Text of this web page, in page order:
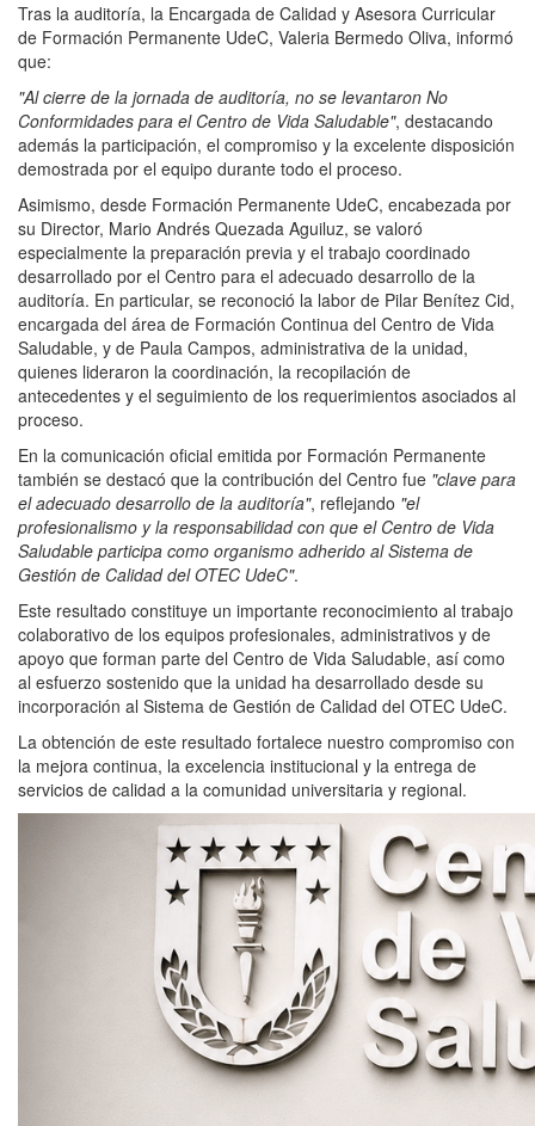
Tras la auditoría, la Encargada de Calidad y Asesora Curricular
de Formación Permanente UdeC, Valeria Bermedo Oliva, informó
que:
"Al cierre de la jornada de auditoría, no se levantaron No
Conformidades para el Centro de Vida Saludable", destacando
además la participación, el compromiso y la excelente disposición
demostrada por el equipo durante todo el proceso.
Asimismo, desde Formación Permanente UdeC, encabezada por
su Director, Mario Andrés Quezada Aguiluz, se valoró
especialmente la preparación previa y el trabajo coordinado
desarrollado por el Centro para el adecuado desarrollo de la
auditoría. En particular, se reconoció la labor de Pilar Benítez Cid,
encargada del área de Formación Continua del Centro de Vida
Saludable, y de Paula Campos, administrativa de la unidad,
quienes lideraron la coordinación, la recopilación de
antecedentes y el seguimiento de los requerimientos asociados al
proceso.
En la comunicación oficial emitida por Formación Permanente
también se destacó que la contribución del Centro fue "clave para
el adecuado desarrollo de la auditoría", reflejando "el
profesionalismo y la responsabilidad con que el Centro de Vida
Saludable participa como organismo adherido al Sistema de
Gestión de Calidad del OTEC UdeC".
Este resultado constituye un importante reconocimiento al trabajo
colaborativo de los equipos profesionales, administrativos y de
apoyo que forman parte del Centro de Vida Saludable, así como
al esfuerzo sostenido que la unidad ha desarrollado desde su
incorporación al Sistema de Gestión de Calidad del OTEC UdeC.
La obtención de este resultado fortalece nuestro compromiso con
la mejora continua, la excelencia institucional y la entrega de
servicios de calidad a la comunidad universitaria y regional.